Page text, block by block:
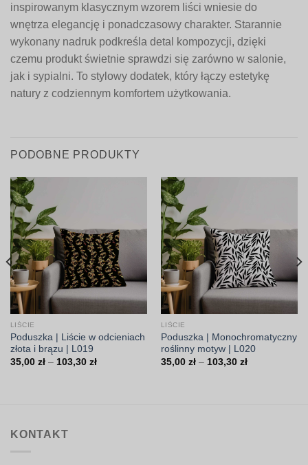
inspirowanym klasycznym wzorem liści wniesie do
wnętrza elegancję i ponadczasowy charakter. Starannie
wykonany nadruk podkreśla detal kompozycji, dzięki
czemu produkt świetnie sprawdzi się zarówno w salonie,
jak i sypialni. To stylowy dodatek, który łączy estetykę
natury z codziennym komfortem użytkowania.
PODOBNE PRODUKTY
LIŚCIE
Poduszka | Liście w odcieniach
złota i brązu | L019
35,00 zł – 103,30 złZakres
LIŚCIE
Poduszka | Monochromatyczny
roślinny motyw | L020
35,00 zł – 103,30 złZakres
KONTAKT